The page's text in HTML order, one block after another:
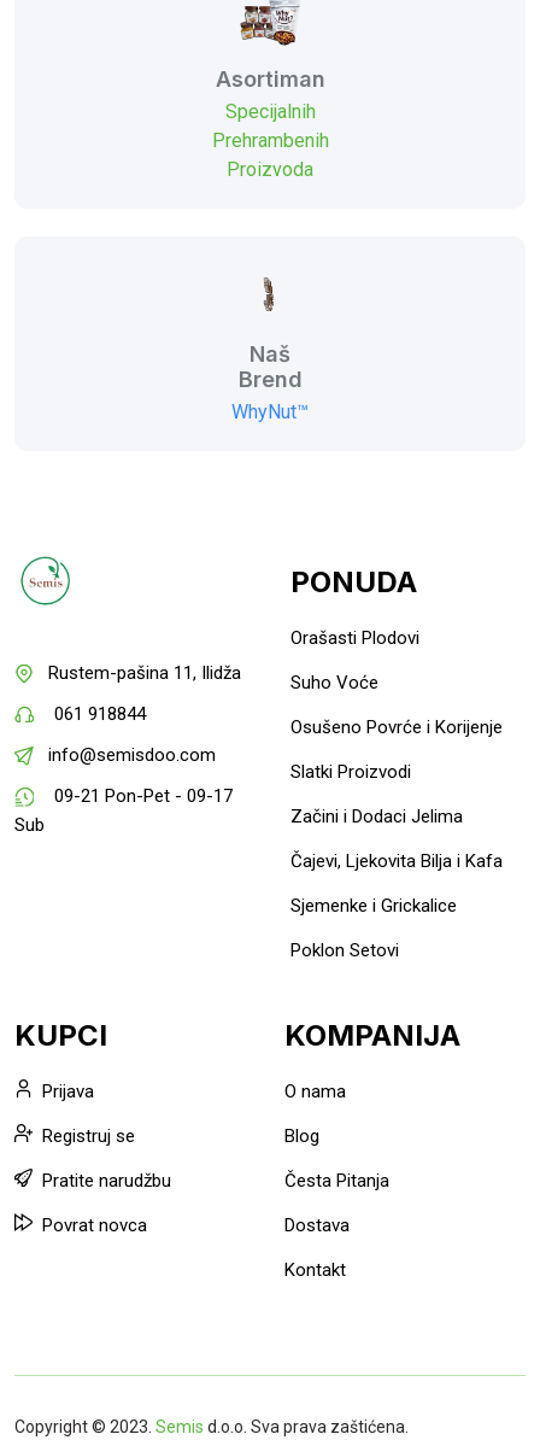
Asortiman
Specijalnih
Prehrambenih
Proizvoda
Naš
Brend
WhyNut™
Rustem-pašina 11, Ilidža
061 918844
info@semisdoo.com
09-21 Pon-Pet - 09-17
Sub
PONUDA
Orašasti Plodovi
Suho Voće
Osušeno Povrće i Korijenje
Slatki Proizvodi
Začini i Dodaci Jelima
Čajevi, Ljekovita Bilja i Kafa
Sjemenke i Grickalice
Poklon Setovi
KUPCI
Prijava
Registruj se
Pratite narudžbu
Povrat novca
KOMPANIJA
O nama
Blog
Česta Pitanja
Dostava
Kontakt
Copyright © 2023. Semis d.o.o. Sva prava zaštićena.